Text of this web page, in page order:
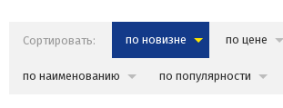
Сортировать: по новизне по цене
по наименованию по популярности